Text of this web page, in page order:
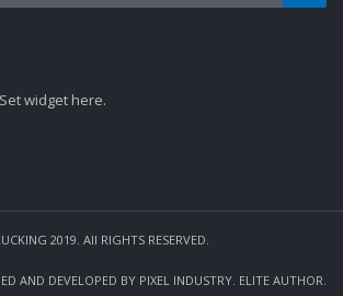
widget here.
2019. All RIGHTS RESERVED.
AND DEVELOPED BY PIXEL INDUSTRY. ELITE AUTHOR.